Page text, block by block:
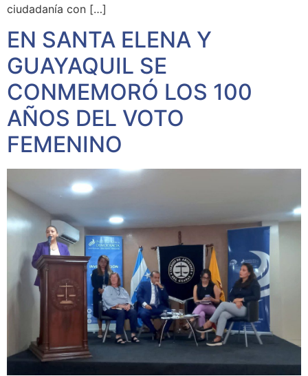
ciudadanía con […]
EN SANTA ELENA Y
GUAYAQUIL SE
CONMEMORÓ LOS 100
AÑOS DEL VOTO
FEMENINO